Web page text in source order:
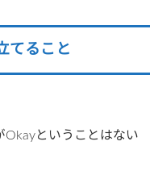
てること
Okayということはない